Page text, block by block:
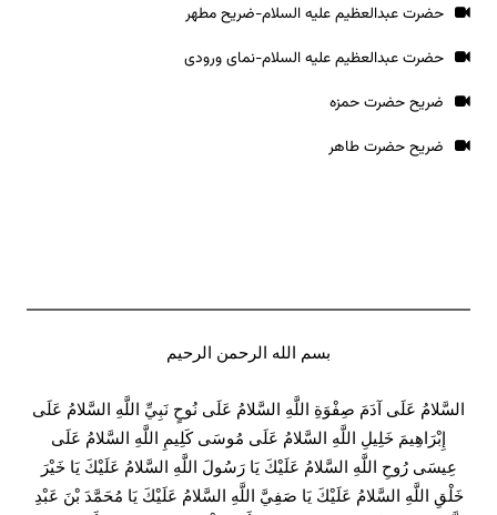
حضرت عبدالعظیم علیه السلام-ضریح مطهر
حضرت عبدالعظیم علیه السلام-نمای ورودی
ضریح حضرت حمزه
ضریح حضرت طاهر
بسم الله الرحمن الرحیم
السَّلامُ عَلَى آدَمَ صِفْوَةِ اللَّهِ السَّلامُ عَلَى نُوحٍ نَبِيِّ اللَّهِ السَّلامُ عَلَى
إِبْرَاهِيمَ خَلِيلِ اللَّهِ السَّلامُ عَلَى مُوسَى كَلِيمِ اللَّهِ السَّلامُ عَلَى
عِيسَى رُوحِ اللَّهِ السَّلامُ عَلَيْكَ يَا رَسُولَ اللَّهِ السَّلامُ عَلَيْكَ يَا خَيْرَ
خَلْقِ اللَّهِ السَّلامُ عَلَيْكَ يَا صَفِيَّ اللَّهِ السَّلامُ عَلَيْكَ يَا مُحَمَّدَ بْنَ عَبْدِ